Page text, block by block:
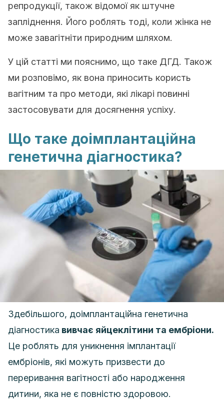
репродукції, також відомої як штучне
запліднення. Його роблять тоді, коли жінка не
може завагітніти природним шляхом.
У цій статті ми пояснимо, що таке ДГД. Також
ми розповімо, як вона приносить користь
вагітним та про методи, які лікарі повинні
застосовувати для досягнення успіху.
Що таке доімплантаційна
генетична діагностика?
Здебільшого, доімплантаційна генетична
діагностика вивчає яйцеклітини та ембріони.
Це роблять для уникнення імплантації
ембріонів, які можуть призвести до
переривання вагітності або народження
дитини, яка не є повністю здоровою.